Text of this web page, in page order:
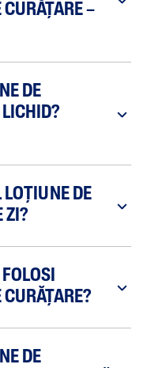
–
DE
LOȚIUNE DE
ZI?
DE